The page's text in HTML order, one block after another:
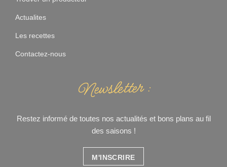
Actualites
Les recettes
Contactez-nous
Newsletter :
Restez informé de toutes nos actualités et bons plans au fil
des saisons !
M'INSCRIRE